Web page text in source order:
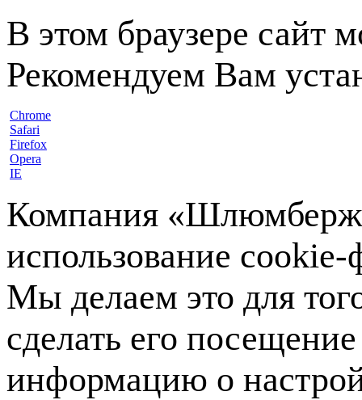
В этом браузере сайт
Рекомендуем Вам
Chrome
Safari
Firefox
Opera
IE
Компания
использование
Мы делаем это для
сделать его
информацию о